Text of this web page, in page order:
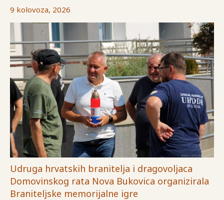
9 kolovoza, 2026
Udruga hrvatskih branitelja i dragovoljaca
Domovinskog rata Nova Bukovica organizirala
Braniteljske memorijalne igre